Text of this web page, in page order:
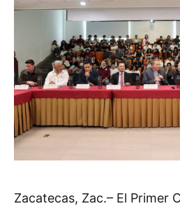
Zacatecas, Zac.– El Primer